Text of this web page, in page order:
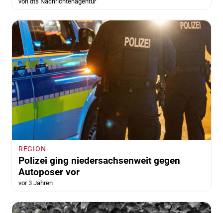
REGION
Polizei ging niedersachsenweit gegen
Autoposer vor
vor 3 Jahren